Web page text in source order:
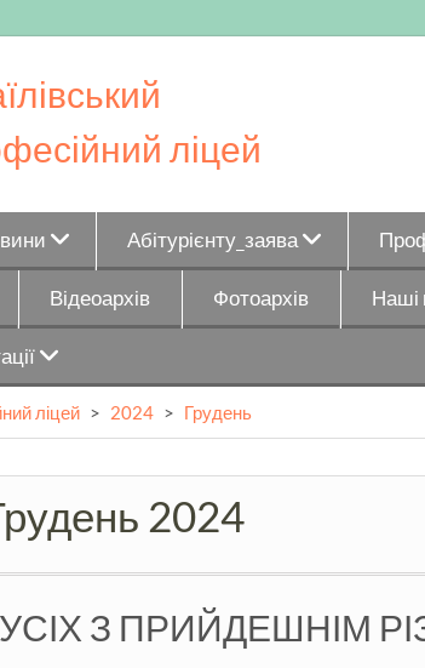
ліцей
Абітурієнту_заява
Відеоархів Фотоархів Наші
ліцей > 2024 > Грудень
2024
З ПРИЙДЕШНІМ